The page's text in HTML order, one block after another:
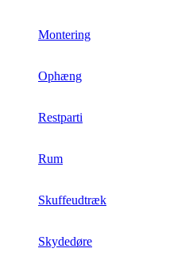
Montering
Ophæng
Restparti
Rum
Skuffeudtræk
Skydedøre